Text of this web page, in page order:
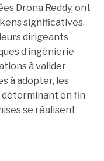
Drona Reddy, ont
significatives.
dirigeants
d’ingénierie
à valider
à adopter, les
en fin
se réalisent